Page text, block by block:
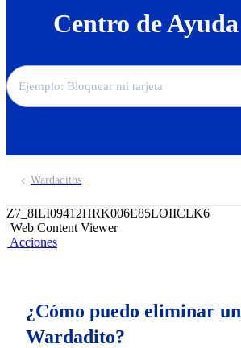
Centro de Ayuda
Wardaditos
Z7_8ILI09412HRK006E85LOIICLK6
Web Content Viewer
Acciones
¿Cómo puedo eliminar un
Wardadito?